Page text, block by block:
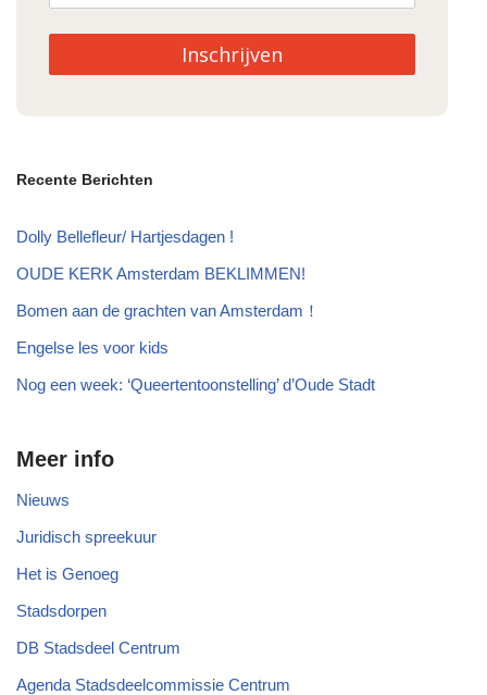
Inschrijven
Recente Berichten
Dolly Bellefleur/ Hartjesdagen !
OUDE KERK Amsterdam BEKLIMMEN!
Bomen aan de grachten van Amsterdam！
Engelse les voor kids
Nog een week: ‘Queertentoonstelling’ d’Oude Stadt
Meer info
Nieuws
Juridisch spreekuur
Het is Genoeg
Stadsdorpen
DB Stadsdeel Centrum
Agenda Stadsdeelcommissie Centrum